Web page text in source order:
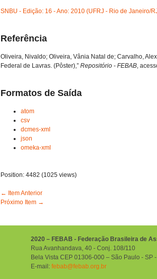
SNBU - Edição: 16 - Ano: 2010 (UFRJ - Rio de Janeiro/
Referência
Oliveira, Nivaldo; Oliveira, Vânia Natal de; Carvalho,
Federal de Lavras. (Pôster),”Repositório - FEBAB,
Formatos de Saída
atom
csv
dcmes-xml
json
omeka-xml
Position:4482 (1025 views)
← Item Anterior
Próximo Item →
2020 – FEBAB - Federação Brasileira de
Rua Avanhandava, 40 ‐ Conj. 108/110
Bela Vista CEP 01306-000 – São Paulo ‐ SP ‐
E-mail:febab@febab.org.br